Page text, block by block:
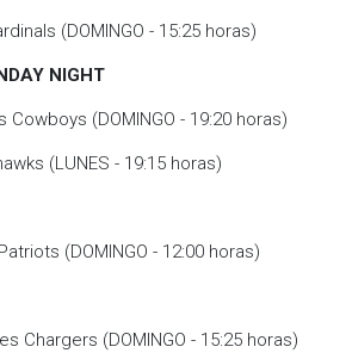
(DOMINGO - 15:25 horas)
NIGHT
(DOMINGO - 19:20 horas)
(LUNES - 19:15 horas)
(DOMINGO - 12:00 horas)
Chargers (DOMINGO - 15:25 horas)